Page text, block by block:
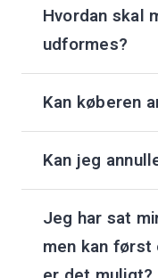
Hvordan skal
udformes?
Kan køberen
Kan jeg
Jeg har sat
men kan først